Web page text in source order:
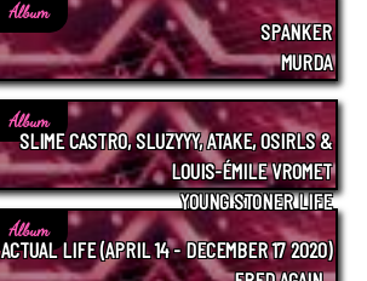
Álbum
SPANKER
MURDA
Álbum
SLIME CASTRO, SLUZYYY, ATAKE, OSIRLS &
LOUIS-ÉMILE VROMET
YOUNG STONER LIFE
Álbum
ACTUAL LIFE (APRIL 14 - DECEMBER 17 2020)